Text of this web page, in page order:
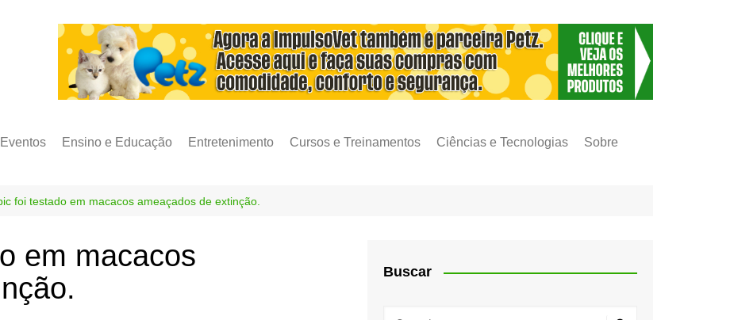
Eventos Ensino e Educação Entretenimento Cursos e Treinamentos Ciências e Tecnologias Sobre
foi testado em macacos ameaçados de extinção.
em macacos
Buscar